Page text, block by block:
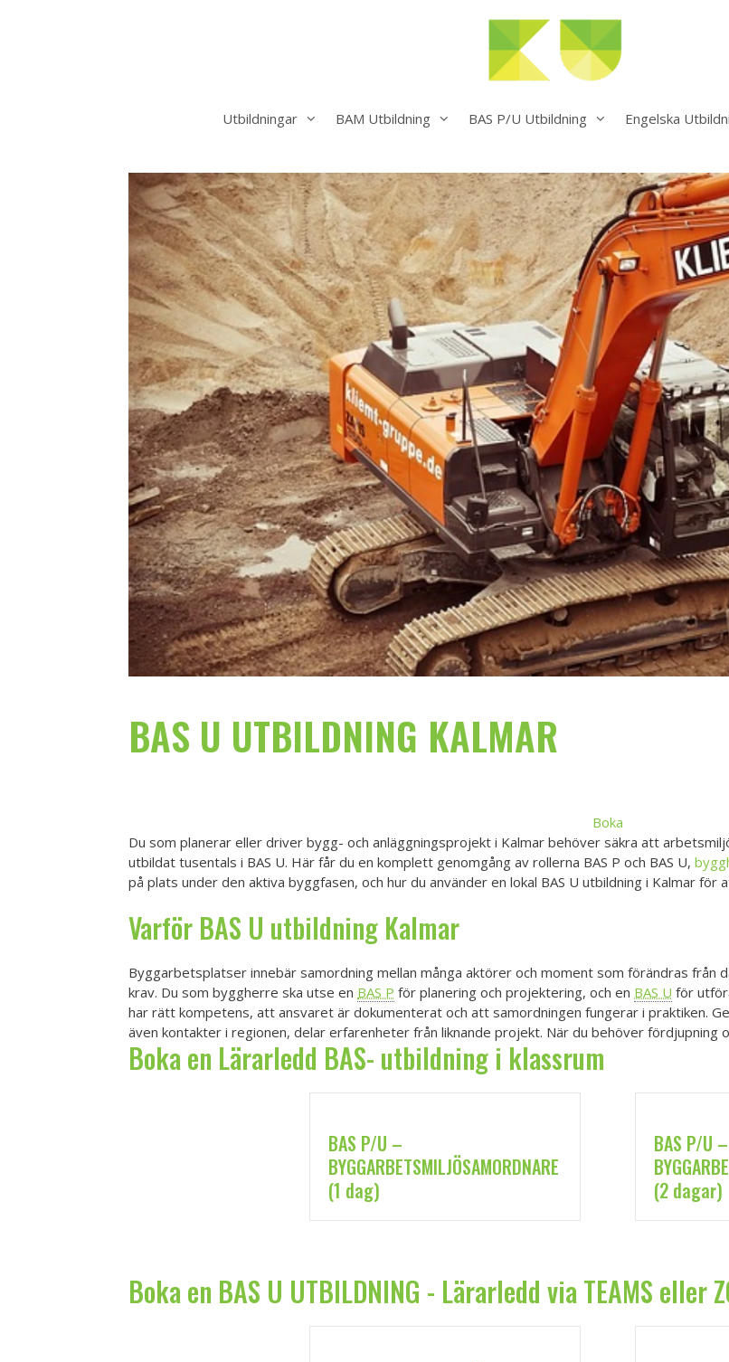
Utbildningar BAM Utbildning BAS P/U Utbildning Engelska
BAS U UTBILDNING KALMAR
Boka
Du som planerar eller driver bygg- och anläggningsprojekt i Kalmar behöver säkra att
utbildat tusentals i BAS U. Här får du en komplett genomgång av rollerna BAS P och BAS U,
på plats under den aktiva byggfasen, och hur du använder en lokal BAS U utbildning i Kalmar
Varför BAS U utbildning Kalmar
Byggarbetsplatser innebär samordning mellan många aktörer och moment som förändras från
krav. Du som byggherre ska utse en BAS P för planering och projektering, och en BAS U för
har rätt kompetens, att ansvaret är dokumenterat och att samordningen fungerar i praktiken.
även kontakter i regionen, delar erfarenheter från liknande projekt. När du behöver fördjupning
Boka en Lärarledd BAS- utbildning i klassrum
BAS P/U –
BYGGARBETSMILJÖSAMORDNARE
(1 dag)
BAS P/U –
(2 dagar)
Boka en BAS U UTBILDNING - Lärarledd via TEAMS eller